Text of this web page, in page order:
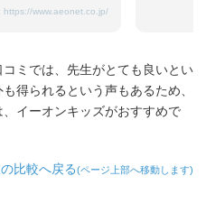
https://www.aeonet.co.jp/
ミでは、先生がとても良いとい
得られるという声もあるため、
イーオンキッズがおすすめで
比較へ戻る(ページ上部へ移動します)